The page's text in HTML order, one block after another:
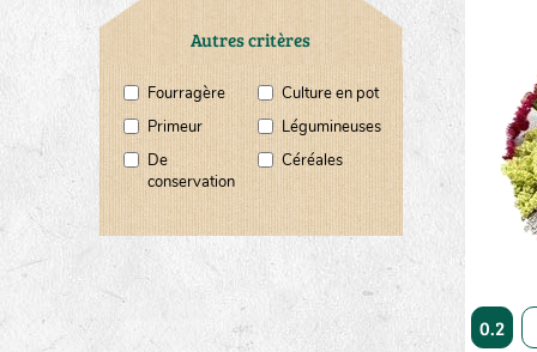
Autres critères
Fourragère
Culture en pot
Primeur
Légumineuses
De
conservation
Céréales
10 20 0.2